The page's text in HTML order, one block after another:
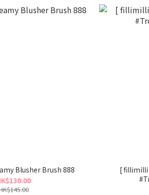
Blusher Brush 888
[ fillimilli